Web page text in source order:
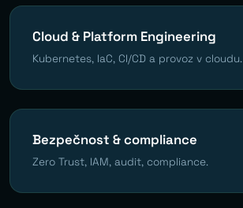
Cloud & Platform Engineering
Kubernetes, IaC, CI/CD a provoz v cloudu.
Bezpečnost & compliance
Zero Trust, IAM, audit, compliance.